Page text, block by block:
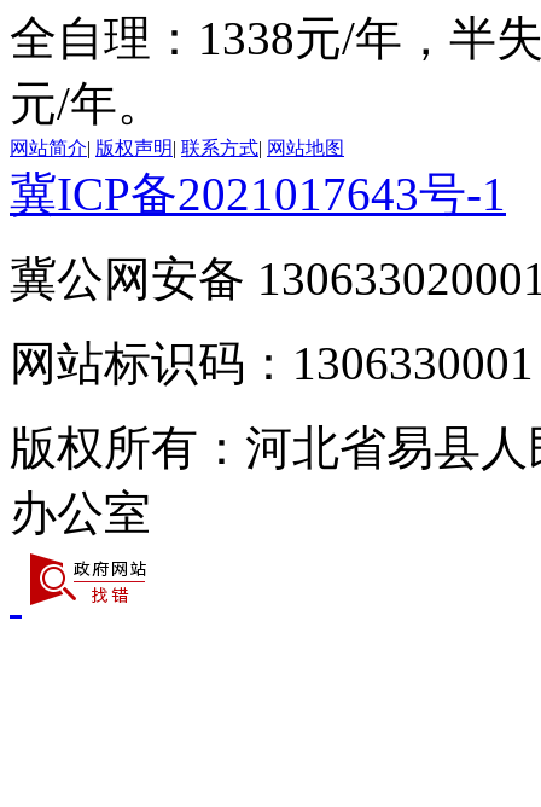
全自理：1338元/年，半
元/年。
网站简介| 版权声明| 联系方式| 网站地图
冀ICP备2021017643号-1
冀公网安备
网站标识码：1306330001
版权所有：河北省易县
办公室